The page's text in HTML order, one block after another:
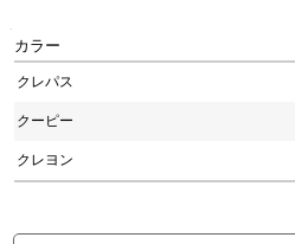
カラー
クレパス
クーピー
クレヨン